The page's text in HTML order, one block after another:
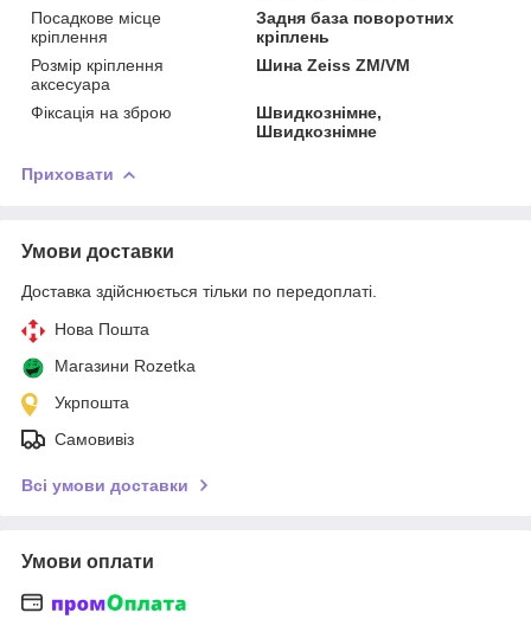
Посадкове місце
кріплення
Задня база поворотних
кріплень
Розмір кріплення
аксесуара
Шина Zeiss ZM/VM
Фіксація на зброю
Швидкознімне,
Швидкознімне
Приховати
Умови доставки
Доставка здійснюється тільки по передоплаті.
Нова Пошта
Магазини Rozetka
Укрпошта
Самовивіз
Всі умови доставки
Умови оплати